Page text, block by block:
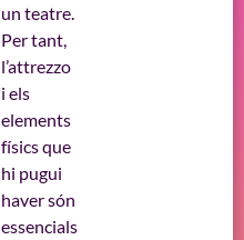
un teatre.
Per tant,
l’attrezzo
i els
elements
físics que
hi pugui
haver són
essencials